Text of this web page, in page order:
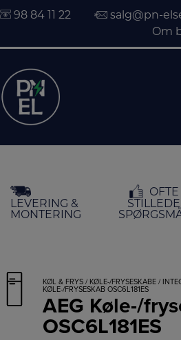
indholdet
98 84 11 22
salg@pn-
Om
LEVERING &
MONTERING
OFTE
STILLEDE
KØL & FRYS / KØLE-/FRYSESKABE /
KØLE-/FRYSESKAB OSC6L181ES
AEG Køle-/
OSC6L181ES